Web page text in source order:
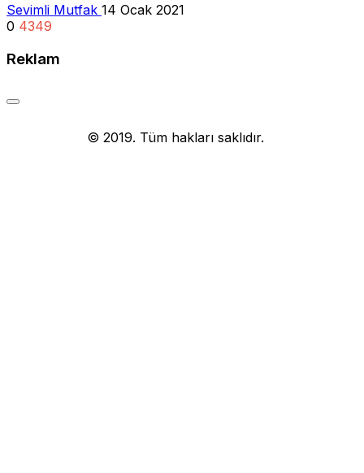
Sevimli Mutfak 14 Ocak 2021
0 4349
Reklam
© 2019. Tüm hakları saklıdır.